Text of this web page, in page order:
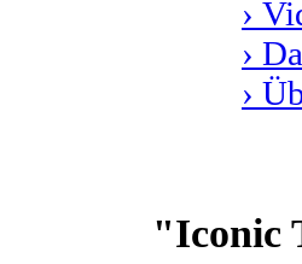
›
›
›
"Iconic